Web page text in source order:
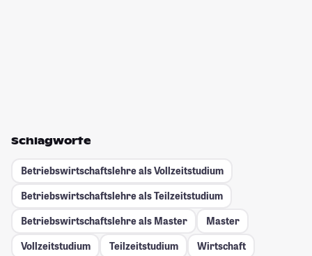
Schlagworte
Betriebswirtschaftslehre als Vollzeitstudium
Betriebswirtschaftslehre als Teilzeitstudium
Betriebswirtschaftslehre als Master
Master
Vollzeitstudium
Teilzeitstudium
Wirtschaft